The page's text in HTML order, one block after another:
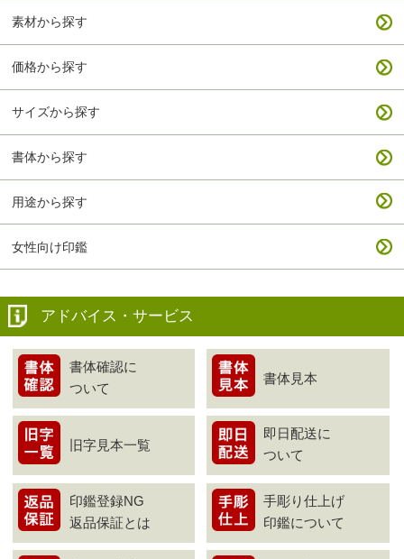
素材から探す
価格から探す
サイズから探す
書体から探す
用途から探す
女性向け印鑑
アドバイス・サービス
書体確認に
ついて
書体見本
旧字見本一覧
即日配送に
ついて
印鑑登録NG
返品保証とは
手彫り仕上げ
印鑑について